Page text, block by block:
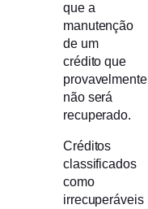
que a
manutenção
de um
crédito que
provavelmente
não será
recuperado.
Créditos
classificados
como
irrecuperáveis